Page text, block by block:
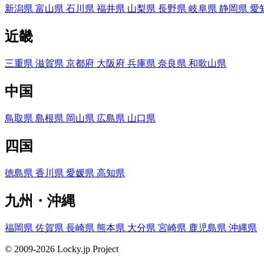
新潟県 富山県 石川県 福井県 山梨県 長野県 岐阜県 静岡県 愛
近畿
三重県 滋賀県 京都府 大阪府 兵庫県 奈良県 和歌山県
中国
鳥取県 島根県 岡山県 広島県 山口県
四国
徳島県 香川県 愛媛県 高知県
九州・沖縄
福岡県 佐賀県 長崎県 熊本県 大分県 宮崎県 鹿児島県 沖縄県
© 2009-2026 Locky.jp Project